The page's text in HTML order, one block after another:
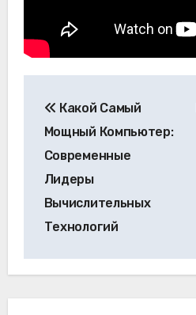
по
записям
Какой Самый
Мощный Компьютер:
Современные
Лидеры
Вычислительных
Технологий